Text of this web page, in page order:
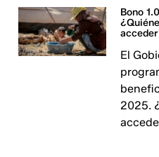
Bono
El
2025.